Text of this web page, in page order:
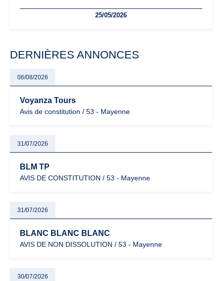
facturation ou risque de bascule vers la TVA : les règles
25/05/2026
DERNIÈRES ANNONCES
06/08/2026
Voyanza Tours
Avis de constitution / 53 - Mayenne
31/07/2026
BLM TP
AVIS DE CONSTITUTION / 53 - Mayenne
31/07/2026
BLANC BLANC BLANC
AVIS DE NON DISSOLUTION / 53 - Mayenne
30/07/2026